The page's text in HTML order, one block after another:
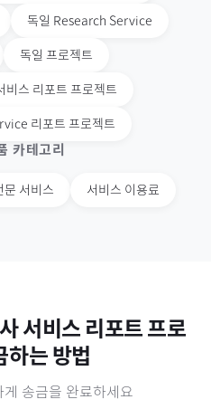
독일 Research Service
독일 프로젝트
비스 리포트 프로젝트
리포트 프로젝트
카테고리
문 서비스 서비스 이용료
서비스 리포트 프로
하는 방법
송금을 완료하세요